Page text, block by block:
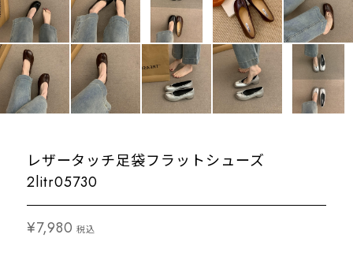
レザータッチ足袋フラットシューズ
2litr05730
¥7,980 税込